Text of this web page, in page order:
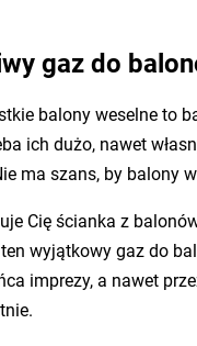
gaz do
balony weselne to
ich dużo, nawet
ma szans, by balony
Cię ścianka z
wyjątkowy gaz do
imprezy, a nawet